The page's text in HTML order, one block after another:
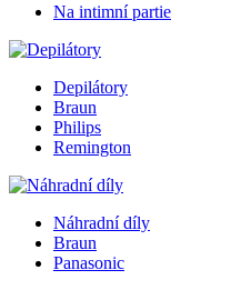
Na intimní partie
Depilátory
Braun
Philips
Remington
Náhradní díly
Braun
Panasonic